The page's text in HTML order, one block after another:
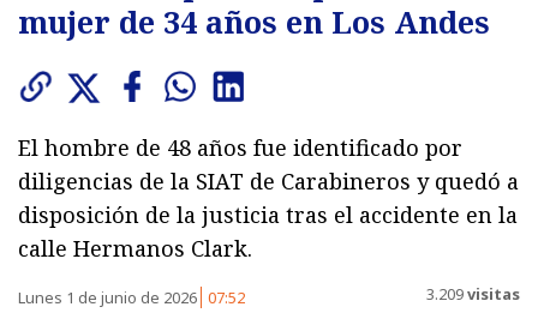
mujer de 34 años en Los Andes
El hombre de 48 años fue identificado por
diligencias de la SIAT de Carabineros y quedó a
disposición de la justicia tras el accidente en la
calle Hermanos Clark.
Lunes 1 de junio de 2026 07:52 3.209visitas